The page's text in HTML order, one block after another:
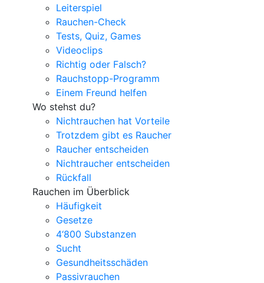
Leiterspiel
Rauchen-Check
Tests, Quiz, Games
Videoclips
Richtig oder Falsch?
Rauchstopp-Programm
Einem Freund helfen
Wo stehst du?
Nichtrauchen hat Vorteile
Trotzdem gibt es Raucher
Raucher entscheiden
Nichtraucher entscheiden
Rückfall
Rauchen im Überblick
Häufigkeit
Gesetze
4‘800 Substanzen
Sucht
Gesundheitsschäden
Passivrauchen